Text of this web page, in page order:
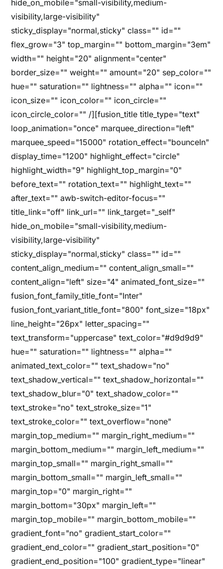
hide_on_mobile="small-visibility,medium-
visibility,large-visibility"
sticky_display="normal,sticky" class="" id=""
flex_grow="3" top_margin="" bottom_margin="3em"
width="" height="20" alignment="center"
border_size="" weight="" amount="20" sep_color=""
hue="" saturation="" lightness="" alpha="" icon=""
icon_size="" icon_color="" icon_circle=""
icon_circle_color="" /][fusion_title title_type="text"
loop_animation="once" marquee_direction="left"
marquee_speed="15000" rotation_effect="bounceIn"
display_time="1200" highlight_effect="circle"
highlight_width="9" highlight_top_margin="0"
before_text="" rotation_text="" highlight_text=""
after_text="" awb-switch-editor-focus=""
title_link="off" link_url="" link_target="_self"
hide_on_mobile="small-visibility,medium-
visibility,large-visibility"
sticky_display="normal,sticky" class="" id=""
content_align_medium="" content_align_small=""
content_align="left" size="4" animated_font_size=""
fusion_font_family_title_font="Inter"
fusion_font_variant_title_font="800" font_size="18px"
line_height="26px" letter_spacing=""
text_transform="uppercase" text_color="#d9d9d9"
hue="" saturation="" lightness="" alpha=""
animated_text_color="" text_shadow="no"
text_shadow_vertical="" text_shadow_horizontal=""
text_shadow_blur="0" text_shadow_color=""
text_stroke="no" text_stroke_size="1"
text_stroke_color="" text_overflow="none"
margin_top_medium="" margin_right_medium=""
margin_bottom_medium="" margin_left_medium=""
margin_top_small="" margin_right_small=""
margin_bottom_small="" margin_left_small=""
margin_top="0" margin_right=""
margin_bottom="30px" margin_left=""
margin_top_mobile="" margin_bottom_mobile=""
gradient_font="no" gradient_start_color=""
gradient_end_color="" gradient_start_position="0"
gradient_end_position="100" gradient_type="linear"